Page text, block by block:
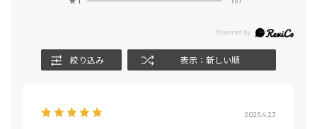
絞り込み 表示：新しい順
2026.4.23